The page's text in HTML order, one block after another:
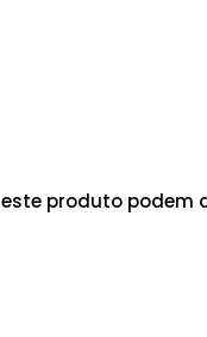
produto podem